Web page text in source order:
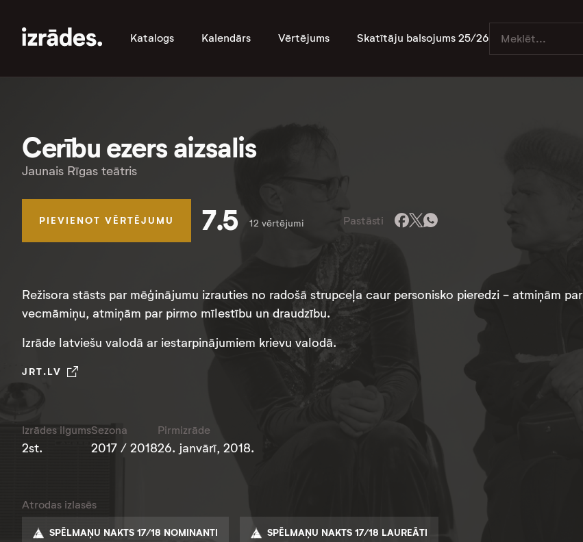
Katalogs Kalendārs Vērtējums Skatītāju balsojums 25/26
Cerību ezers aizsalis
Jaunais Rīgas teātris
PIEVIENOT VĒRTĒJUMU 7.5 12 vērtējumi Pastāsti
Režisora stāsts par mēģinājumu izrauties no radošā strupceļa caur personisko pieredzi - atmiņām par
vecmāmiņu, atmiņām par pirmo mīlestību un draudzību.
Izrāde latviešu valodā ar iestarpinājumiem krievu valodā.
JRT.LV
Izrādes ilgums
2st.
Sezona
2017 / 2018
Pirmizrāde
26. janvārī, 2018.
Atrodas izlasēs
SPĒLMAŅU NAKTS 17/18 NOMINANTI SPĒLMAŅU NAKTS 17/18 LAUREĀTI